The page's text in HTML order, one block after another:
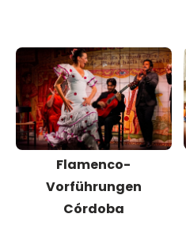
Flamenco-
Vorführungen
Córdoba